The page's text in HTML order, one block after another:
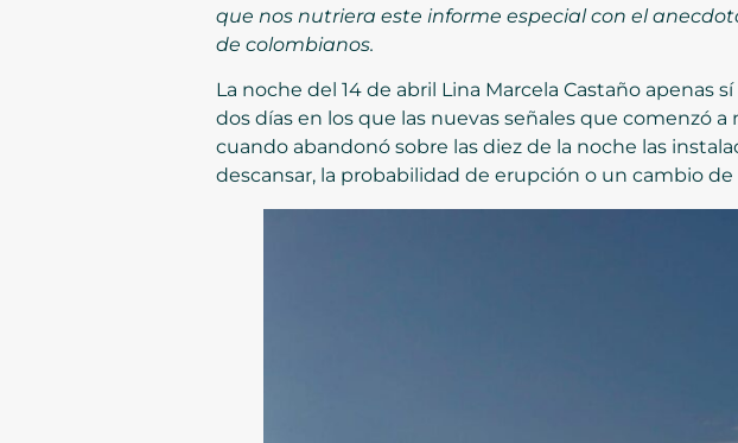
que nos nutriera este informe especial con el
de colombianos.
La noche del 14 de abril Lina Marcela Castaño apenas
dos días en los que las nuevas señales que comenzó
cuando abandonó sobre las diez de la noche las
descansar, la probabilidad de erupción o un cambio